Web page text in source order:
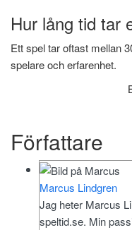
Hur lång tid tar
Ett spel tar oftast mellan
spelare och erfarenhet.
Författare
Marcus Lindgren
Jag heter Marcus
speltid.se. Min